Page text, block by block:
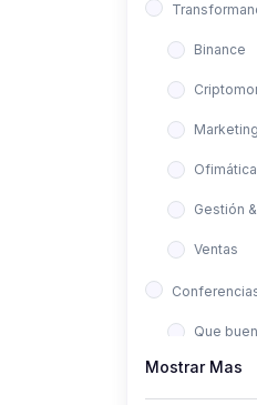
Binance
Marketing
Gestión
Ventas
Que
Aló Asesor
Mostrar Mas